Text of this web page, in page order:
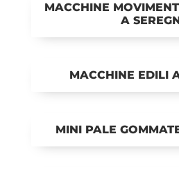
MACCHINE
A
MACCHINE EDILI
MINI PALE